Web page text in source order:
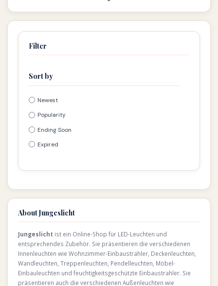
Filter
Sort by
Newest
Popularity
Ending Soon
Expired
About Jungeslicht
Jungeslicht ist ein Online-Shop für LED-Leuchten und
entsprechendes Zubehör. Sie präsentieren die verschiedenen
Innenleuchten wie Wohnzimmer-Einbaustrahler, Deckenleuchten,
Wandleuchten, Treppenleuchten, Pendelleuchten, Möbel-
Einbauleuchten und feuchtigkeitsgeschützte Einbaustrahler. Sie
präsentieren auch die verschiedenen Außenleuchten wie